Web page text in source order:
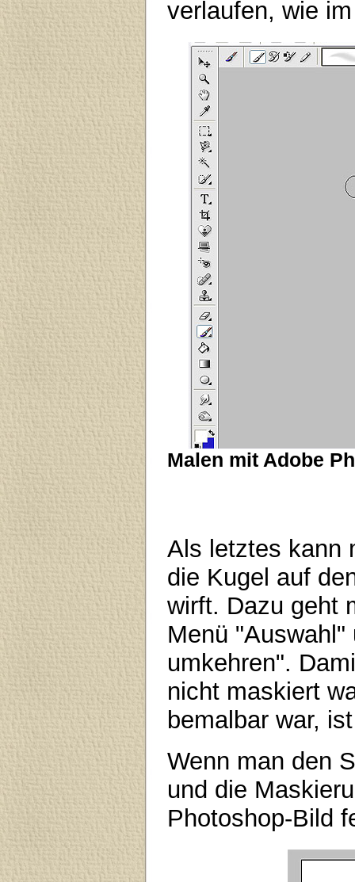
verlaufen, wie
Malen mit Adobe
Als letztes kann
die Kugel auf
wirft. Dazu geht
Menü
umkehren".
nicht maskiert
bemalbar war,
Wenn man den
und die
Photoshop-Bild